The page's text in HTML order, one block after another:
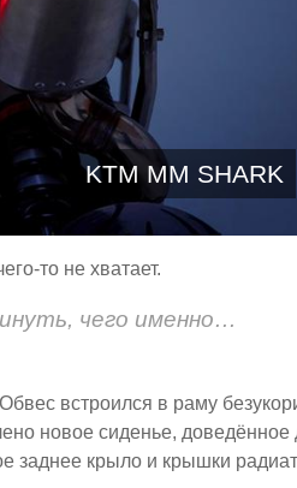
KTM MM SHARK
то не хватает.
чего именно…
встроился в раму
новое сиденье, доведённое
заднее крыло и крышки